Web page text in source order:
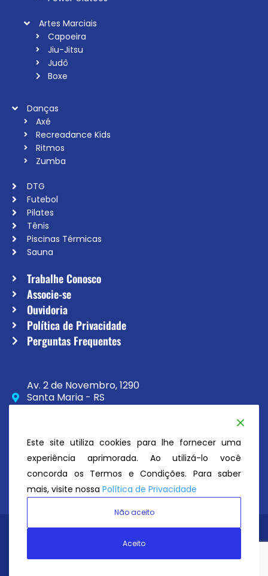
Artes Marciais
Capoeira
Jiu-Jitsu
Judô
Boxe
Danças
Axé
Recreadance Kids
Ritmos
Zumba
DTG
Futebol
Pilates
Tênis
Piscinas Térmicas
Sauna
Trabalhe Conosco
Associe-se
Ouvidoria
Política de Privacidade
Perguntas Frequentes
Av. 2 de Novembro, 1290
Santa Maria - RS
CEP 97020-230
secretaria@atc.esp.br
Este site utiliza cookies para lhe fornecer uma
experiência aprimorada. Ao utilizá-lo você
concorda os Termos e Condições. Para saber
mais, visite nossa Política de Privacidade
Não aceito
Aceito